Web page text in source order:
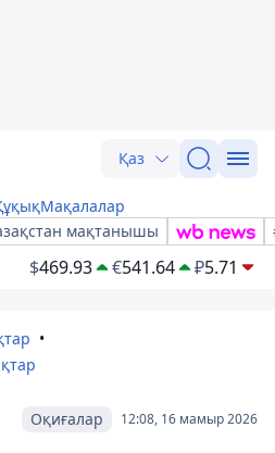
Қаз
Мақалалар
мақтанышы
$469.93 €541.64 ₽5.71
12:08, 16 мамыр 2026
Оқиғалар